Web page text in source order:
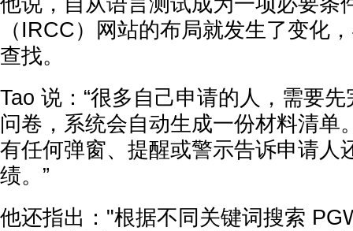
（IRCC）网站的布局就发生了变化
查找。
Tao 说：“很多自己申请的人，需要
问卷，系统会自动生成一份材料清单
有任何弹窗、提醒或警示告诉申请人
绩。”
他还指出："根据不同关键词搜索